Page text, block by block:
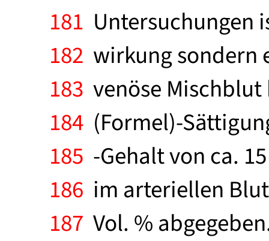
181 Untersuchungen
182 wirkung sondern
183 venöse
184 (Formel)-
185 -Gehalt von ca.
186 im arteriellen
187 Vol. %